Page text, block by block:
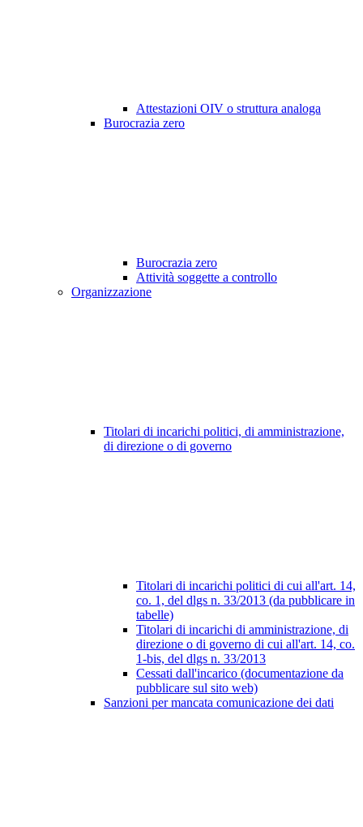
Attestazioni OIV o struttura analoga
Burocrazia zero
Burocrazia zero
Attività soggette a controllo
Organizzazione
Titolari di incarichi politici, di amministrazione,
di direzione o di governo
Titolari di incarichi politici di cui all'art. 14,
co. 1, del dlgs n. 33/2013 (da pubblicare in
tabelle)
Titolari di incarichi di amministrazione, di
direzione o di governo di cui all'art. 14, co.
1-bis, del dlgs n. 33/2013
Cessati dall'incarico (documentazione da
pubblicare sul sito web)
Sanzioni per mancata comunicazione dei dati